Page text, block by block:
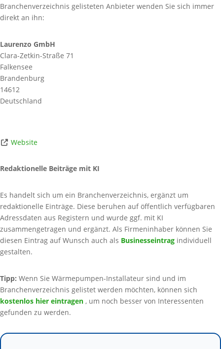
Branchenverzeichnis gelisteten Anbieter wenden Sie sich immer
direkt an ihn:
Laurenzo GmbH
Clara-Zetkin-Straße 71
Falkensee
Brandenburg
14612
Deutschland
Website
Redaktionelle Beiträge mit KI
Es handelt sich um ein Branchenverzeichnis, ergänzt um
redaktionelle Einträge. Diese beruhen auf öffentlich verfügbaren
Adressdaten aus Registern und wurde ggf. mit KI
zusammengetragen und ergänzt. Als Firmeninhaber können Sie
diesen Eintrag auf Wunsch auch als Businesseintrag individuell
gestalten.
Tipp: Wenn Sie Wärmepumpen-Installateur sind und im
Branchenverzeichnis gelistet werden möchten, können sich
kostenlos hier eintragen , um noch besser von Interessenten
gefunden zu werden.